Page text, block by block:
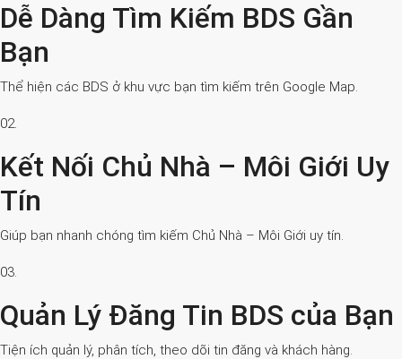
Dễ Dàng Tìm Kiếm BDS Gần
Bạn
Thể hiện các BDS ở khu vực bạn tìm kiếm trên Google Map.
02.
Kết Nối Chủ Nhà – Môi Giới Uy
Tín
Giúp bạn nhanh chóng tìm kiếm Chủ Nhà – Môi Giới uy tín.
03.
Quản Lý Đăng Tin BDS của Bạn
Tiện ích quản lý, phân tích, theo dõi tin đăng và khách hàng.